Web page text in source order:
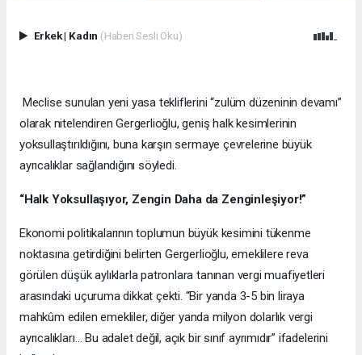
Erkek| Kadın (Haberi Sesli Oku)
Meclise sunulan yeni yasa tekliflerini “zulüm düzeninin devamı”
olarak nitelendiren Gergerlioğlu, geniş halk kesimlerinin
yoksullaştırıldığını, buna karşın sermaye çevrelerine büyük
ayrıcalıklar sağlandığını söyledi.
“Halk Yoksullaşıyor, Zengin Daha da Zenginleşiyor!”
Ekonomi politikalarının toplumun büyük kesimini tükenme
noktasına getirdiğini belirten Gergerlioğlu, emeklilere reva
görülen düşük aylıklarla patronlara tanınan vergi muafiyetleri
arasındaki uçuruma dikkat çekti. “Bir yanda 3-5 bin liraya
mahkûm edilen emekliler, diğer yanda milyon dolarlık vergi
ayrıcalıkları… Bu adalet değil, açık bir sınıf ayrımıdır” ifadelerini